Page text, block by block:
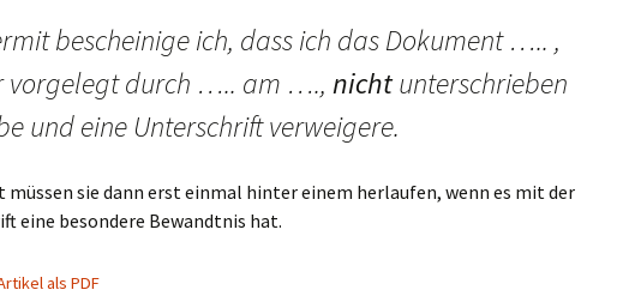
bescheinige ich, dass ich das Dokument ….. ,
vorgelegt durch ….. am …., nichtunterschrieben
und eine Unterschrift verweigere.
müssen sie dann erst einmal hinter einem herlaufen, wenn es mit der
eine besondere Bewandtnis hat.
als PDF